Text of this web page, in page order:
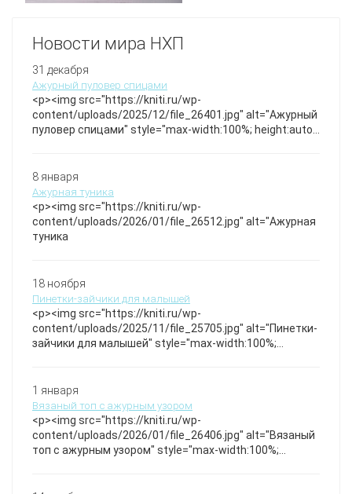
Новости мира НХП
31 декабря
Ажурный пуловер спицами
<p><img src="https://kniti.ru/wp-
content/uploads/2025/12/file_26401.jpg" alt="Ажурный
пуловер спицами" style="max-width:100%; height:auto;"
эффект легкости и изящества. Рукава и нижний край
оформлены мелкой сеткой, придающей изделию
неповторимый стиль и текстуру. Красивый джемпер.
Спицы
8 января
Ажурная туника
<p><img src="https://kniti.ru/wp-
content/uploads/2026/01/file_26512.jpg" alt="Ажурная
туника
18 ноября
Пинетки-зайчики для малышей
<p><img src="https://kniti.ru/wp-
content/uploads/2025/11/file_25705.jpg" alt="Пинетки-
зайчики для малышей" style="max-width:100%;
создающие нежный и игривый образ для маленьких
ножек. Бесплатное описание ушек зайки
1 января
Вязаный топ с ажурным узором
<p><img src="https://kniti.ru/wp-
content/uploads/2026/01/file_26406.jpg" alt="Вязаный
топ с ажурным узором" style="max-width:100%;